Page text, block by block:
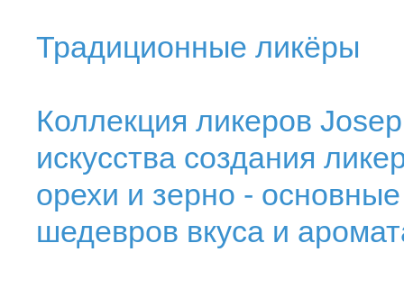
Традиционные ликёры
Коллекция ликеров
искусства создания
орехи и зерно -
шедевров вкуса и